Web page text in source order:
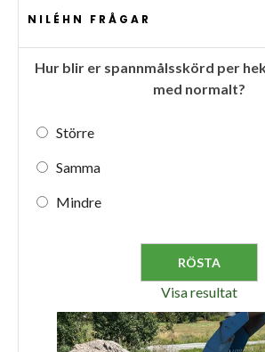
NILÉHN FRÅGAR
Hur blir er spannmålsskörd per
med normalt?
Större
Samma
Mindre
Visa resultat